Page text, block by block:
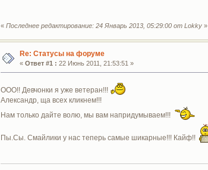
« Последнее редактирование: 24 Январь 2013, 05:29:00 от Lokky»
Re: Статусы на форуме
« Ответ #1 : 22 Июнь 2011, 21:53:51 »
ООО!! Девчонки я уже ветеран!!!
Александр, ща всех кликнем!!!
Нам только дайте волю, мы вам напридумываем!!!
Пы.Сы. Смайлики у нас теперь самые шикарные!!! Кайф!!